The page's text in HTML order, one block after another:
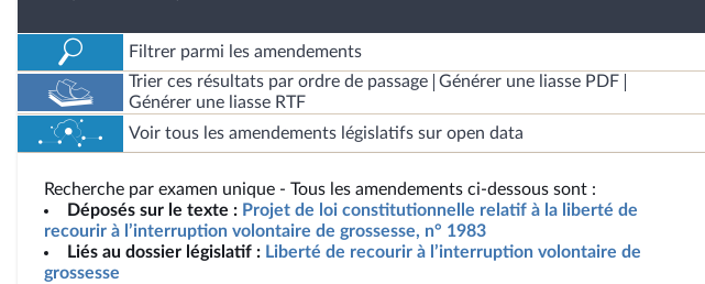
Filtrer parmi les amendements
Trier ces résultats par ordre de passage
Générer une liasse PDF
Générer une liasse RTF
Voir tous les amendements législatifs sur open data
Recherche par examen unique - Tous les amendements ci-dessous sont :
Déposés sur le texte : Projet de loi constitutionnelle relatif à la liberté de
recourir à l’interruption volontaire de grossesse, n° 1983
Liés au dossier législatif : Liberté de recourir à l’interruption volontaire de
grossesse